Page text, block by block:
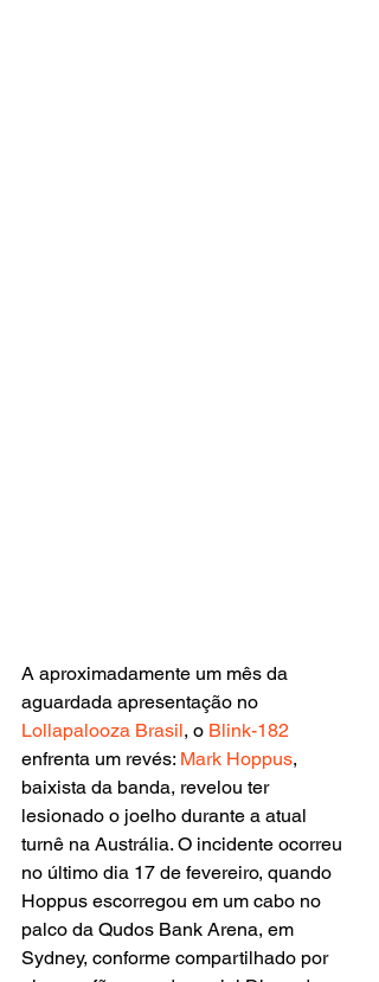
A aproximadamente um mês da
aguardada apresentação no
Lollapalooza Brasil, o Blink-182
enfrenta um revés: Mark Hoppus,
baixista da banda, revelou ter
lesionado o joelho durante a atual
turnê na Austrália. O incidente ocorreu
no último dia 17 de fevereiro, quando
Hoppus escorregou em um cabo no
palco da Qudos Bank Arena, em
Sydney, conforme compartilhado por